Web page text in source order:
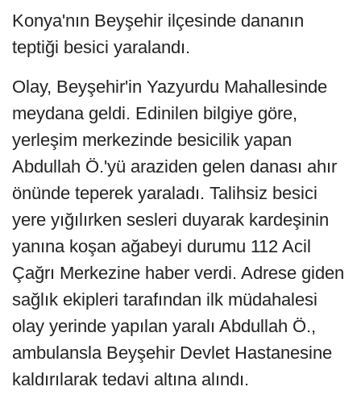
Konya'nın Beyşehir ilçesinde dananın
teptiği besici yaralandı.
Olay, Beyşehir'in Yazyurdu Mahallesinde
meydana geldi. Edinilen bilgiye göre,
yerleşim merkezinde besicilik yapan
Abdullah Ö.'yü araziden gelen danası ahır
önünde teperek yaraladı. Talihsiz besici
yere yığılırken sesleri duyarak kardeşinin
yanına koşan ağabeyi durumu 112 Acil
Çağrı Merkezine haber verdi. Adrese giden
sağlık ekipleri tarafından ilk müdahalesi
olay yerinde yapılan yaralı Abdullah Ö.,
ambulansla Beyşehir Devlet Hastanesine
kaldırılarak tedavi altına alındı.